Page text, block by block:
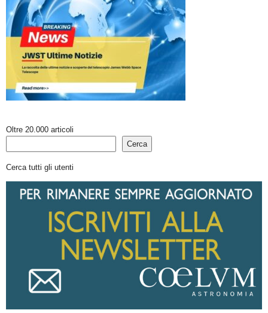
Oltre 20.000 articoli
Cerca
Cerca tutti gli utenti